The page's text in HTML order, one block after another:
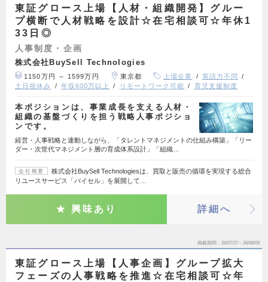
東証グロース上場【人材・組織開発】グルー
プ横断で人材戦略を設計☆在宅相談可☆年休1
33日◎
人事制度・企画
株式会社BuySell Technologies
1150万円 ～ 1599万円 東京都 上場企業
英語力不問
土日祝休み
年収600万以上 リモートワーク可能 育児支援制度
本ポジションは、事業成長を支える人材・
組織の基盤づくりを担う戦略人事ポジショ
ンです。
経営・人事戦略と連動しながら、「タレントマネジメントの仕組み構築」「リー
ダー・次世代マネジメント層の育成体系設計」「組織…
会社概要
株式会社BuySell Technologiesは、買取と販売の循環を実現する総合
リユースサービス「バイセル」を展開して…
興味あり 詳細へ
掲載期間 26/07/27～26/08/09
東証グロース上場【人事企画】グループ拡大
フェーズの人事戦略を推進☆在宅相談可☆年